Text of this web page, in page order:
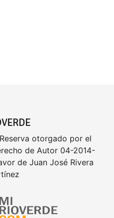
otorgado por el
de Autor 04-2014-
de Juan José Rivera